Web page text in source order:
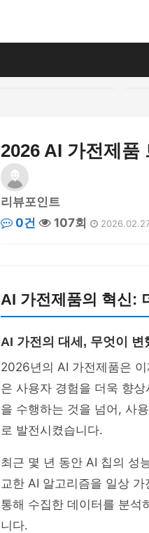
2026 AI 가전제품
리뷰포인트
0건
107회
AI 가전제품의 혁신:
AI 가전의 대세, 무엇이 변
2026년의 AI 가전제품은
은 사용자 경험을 더욱 향
을 수행하는 것을 넘어, 사
로 발전시켰습니다.
최근 몇 년 동안 AI 칩의 성
교한 AI 알고리즘을 일상
통해 수집한 데이터를 분석
니다.